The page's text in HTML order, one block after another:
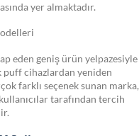
yer almaktadır.
eden geniş ürün yelpazesiyle
puff cihazlardan yeniden
farklı seçenek sunan marka,
tarafından tercih